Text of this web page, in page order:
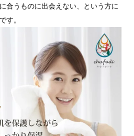
合うものに出会えない、という方に
す。